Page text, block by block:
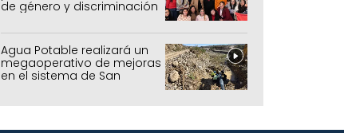
de género y discriminación
Agua Potable realizará un
megaoperativo de mejoras
en el sistema de San